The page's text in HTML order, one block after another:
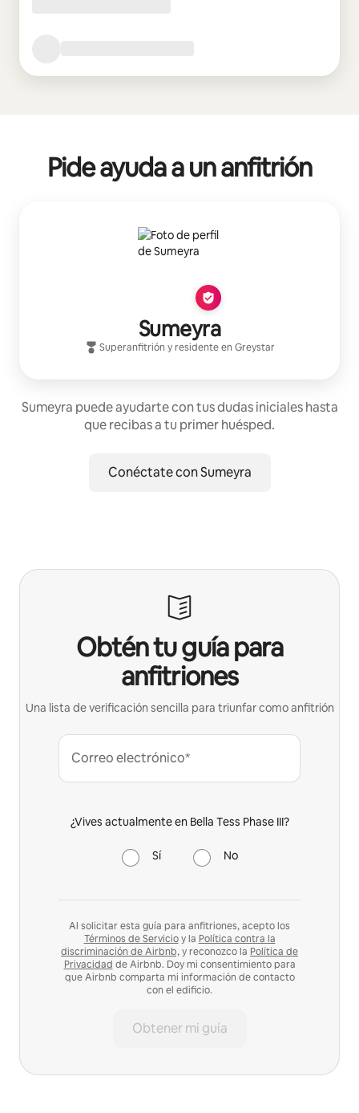
Pide ayuda a un anfitrión
Sumeyra
Superanfitrión y residente en Greystar
Sumeyra puede ayudarte con tus dudas iniciales hasta
que recibas a tu primer huésped.
Conéctate con Sumeyra
Obtén tu guía para
anfitriones
Una lista de verificación sencilla para triunfar como anfitrión
Correo electrónico*
¿Vives actualmente en Bella Tess Phase III?
Sí No
Al solicitar esta guía para anfitriones, acepto los
Términos de Servicioy la Política contra la
discriminación de Airbnb,y reconozco la Política de
Privacidad de Airbnb. Doy mi consentimiento para
que Airbnb comparta mi información de contacto
con el edificio.
Obtener mi guía